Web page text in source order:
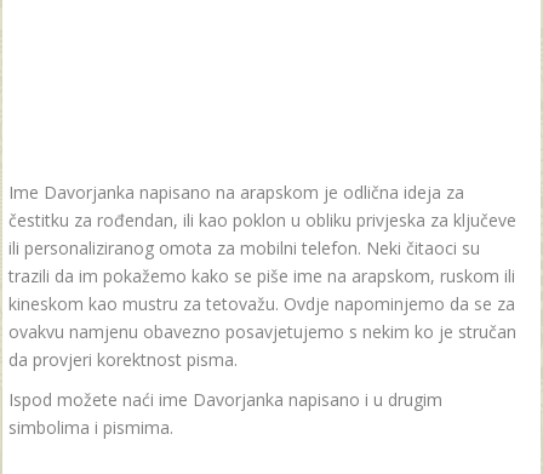
Ime Davorjanka napisano na arapskom je odlična ideja za
čestitku za rođendan, ili kao poklon u obliku privjeska za ključeve
ili personaliziranog omota za mobilni telefon. Neki čitaoci su
trazili da im pokažemo kako se piše ime na arapskom, ruskom ili
kineskom kao mustru za tetovažu. Ovdje napominjemo da se za
ovakvu namjenu obavezno posavjetujemo s nekim ko je stručan
da provjeri korektnost pisma.
Ispod možete naći ime Davorjanka napisano i u drugim
simbolima i pismima.